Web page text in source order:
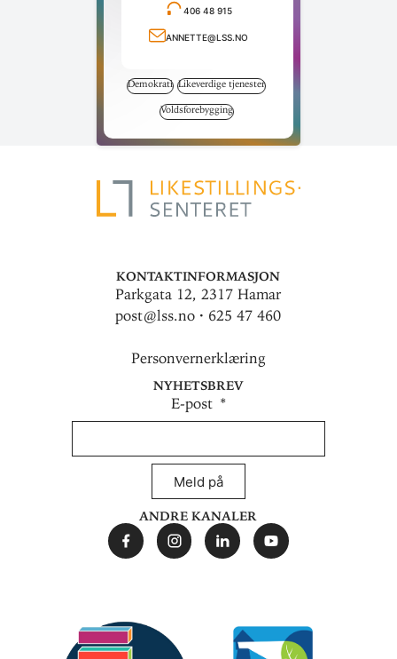
406 48 915
Ring telefonnummer
annette@lss.no
Send e-post
Demokrati Likeverdige tjenester
Voldsforebygging
Kontaktinformasjon
Parkgata 12, 2317 Hamar
post@lss.no · 625 47 460
Personvernerklæring
Nyhetsbrev
E-post
Meld på
Andre kanaler